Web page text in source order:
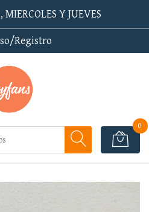
Y JUEVES
Registro
0